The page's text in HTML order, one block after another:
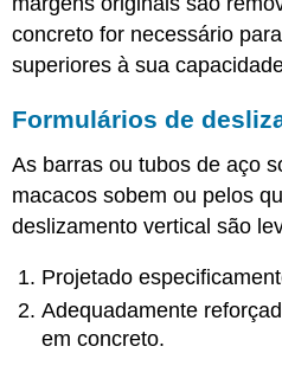
concreto for necessário
superiores à sua
Formulários de
As barras ou tubos de aço
macacos sobem ou pelos
deslizamento vertical são
Projetado
Adequadamente
em concreto.